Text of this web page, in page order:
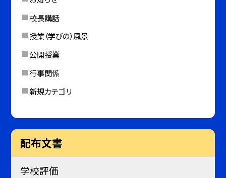
校長講話
授業（学びの）風景
公開授業
行事関係
新規カテゴリ
配布文書
学校評価